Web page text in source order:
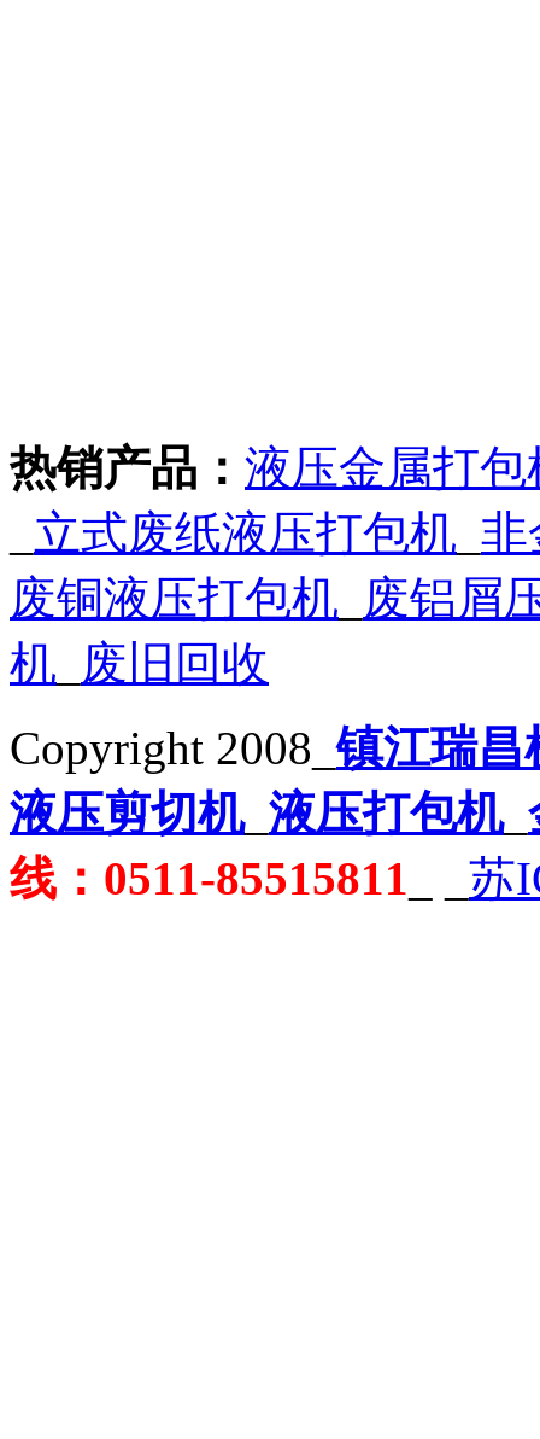
热销产品： 液压金属打包
立式废纸液压打包机 非
废铜液压打包机 废铝屑
机 废旧回收
Copyright 2008_镇江瑞昌
液压剪切机_ 液压打包机_
线：0511-85515811
苏